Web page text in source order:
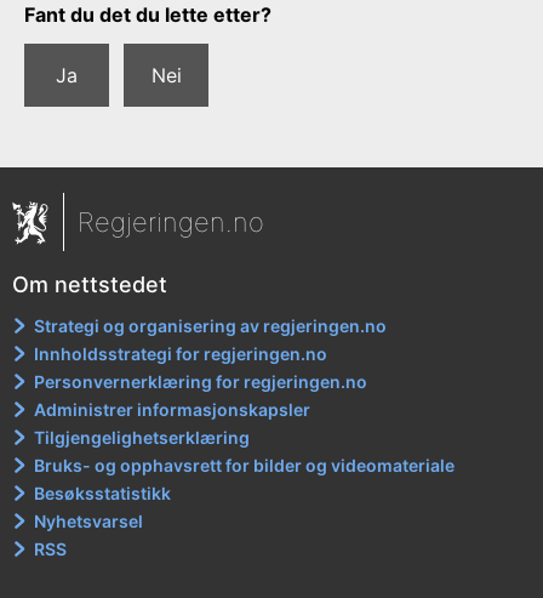
Tilbakemeldingsskjema
Fant du det du lette etter?
Ja Nei
Regjeringen.no
Om nettstedet
Strategi og organisering av regjeringen.no
Innholdsstrategi for regjeringen.no
Personvernerklæring for regjeringen.no
Administrer informasjonskapsler
Tilgjengelighetserklæring
Bruks- og opphavsrett for bilder og videomateriale
Besøksstatistikk
Nyhetsvarsel
RSS